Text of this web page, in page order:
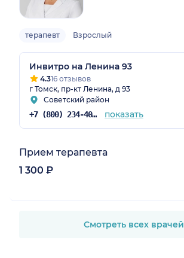
терапевт Взрослый
Инвитро на Ленина 93
4.316 отзывов
г Томск, пр-кт Ленина, д 93
Советский район
+7 (800) 234-40-50 показать
Прием терапевта
1 300 ₽
Смотреть всех врачей